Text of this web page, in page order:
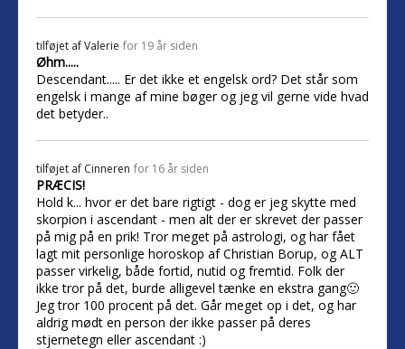
tilføjet afValerie for 19 år siden
Øhm.....
Descendant..... Er det ikke et engelsk ord? Det står som
engelsk i mange af mine bøger og jeg vil gerne vide hvad
det betyder..
tilføjet af Cinneren for 16 år siden
PRÆCIS!
Hold k... hvor er det bare rigtigt - dog er jeg skytte med
skorpion i ascendant - men alt der er skrevet der passer
på mig på en prik! Tror meget på astrologi, og har fået
lagt mit personlige horoskop af Christian Borup, og ALT
passer virkelig, både fortid, nutid og fremtid. Folk der
ikke tror på det, burde alligevel tænke en ekstra gang🙂
Jeg tror 100 procent på det. Går meget op i det, og har
aldrig mødt en person der ikke passer på deres
stjernetegn eller ascendant :)